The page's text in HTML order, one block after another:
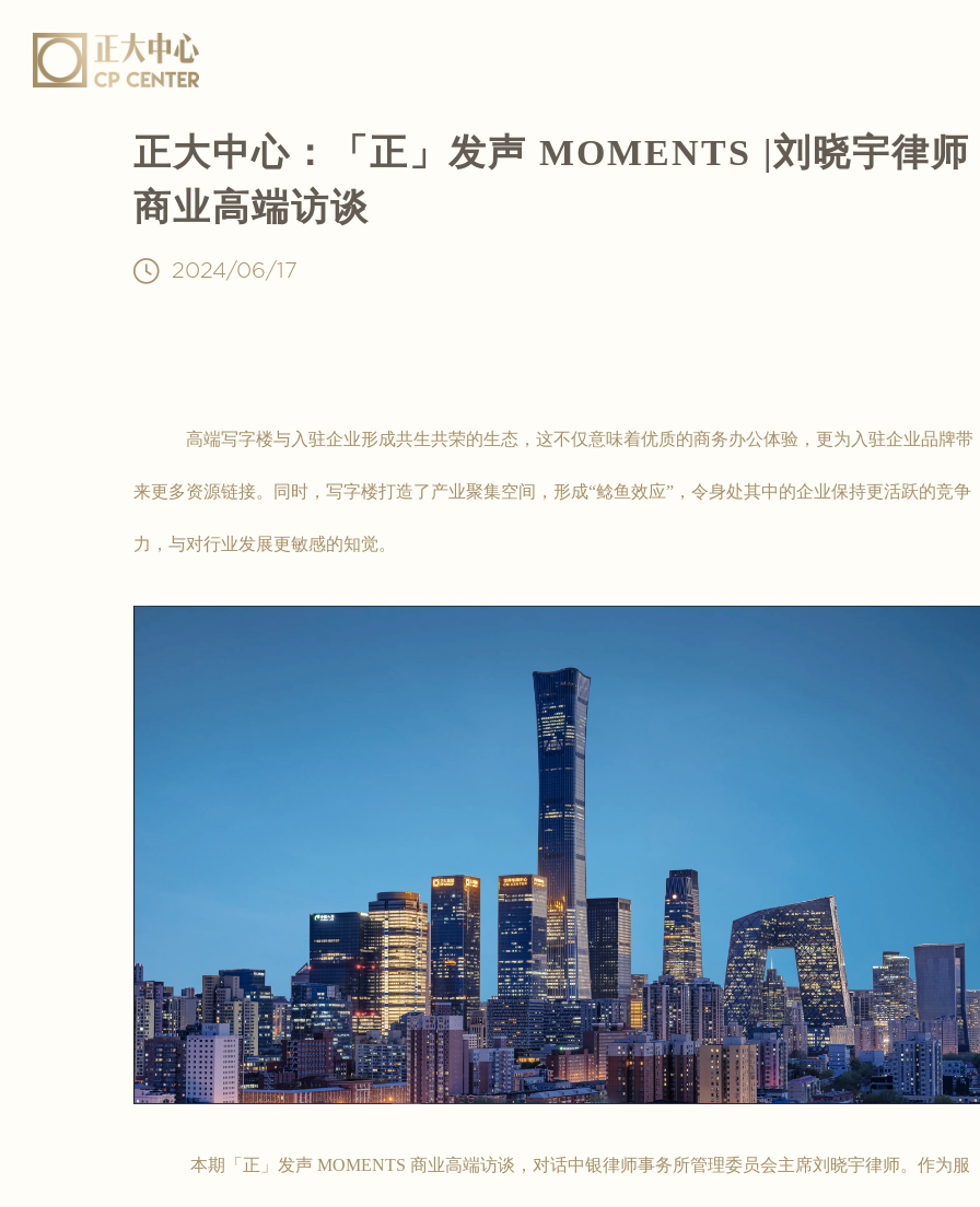
正大中心：「正」发声 MOMENTS |刘晓宇律师
商业高端访谈
2024/06/17
高端写字楼与入驻企业形成共生共荣的生态，这不仅意味着优质的商务办公体验，更为入驻企业品牌带
来更多资源链接。同时，写字楼打造了产业聚集空间，形成“鲶鱼效应”，令身处其中的企业保持更活跃的竞争
力，与对行业发展更敏感的知觉。
本期「正」发声 MOMENTS 商业高端访谈，对话中银律师事务所管理委员会主席刘晓宇律师。作为服